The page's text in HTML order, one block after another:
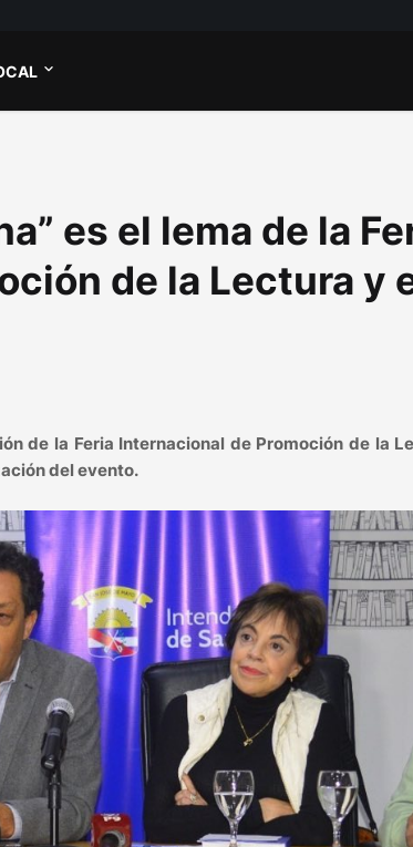
es el lema de la
de la Lectura y
de la Feria Internacional de Promoción de la
del evento.